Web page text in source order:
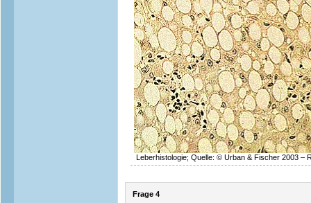
Leberhistologie; Quelle: © Urban & Fischer 2003 –
Frage 4